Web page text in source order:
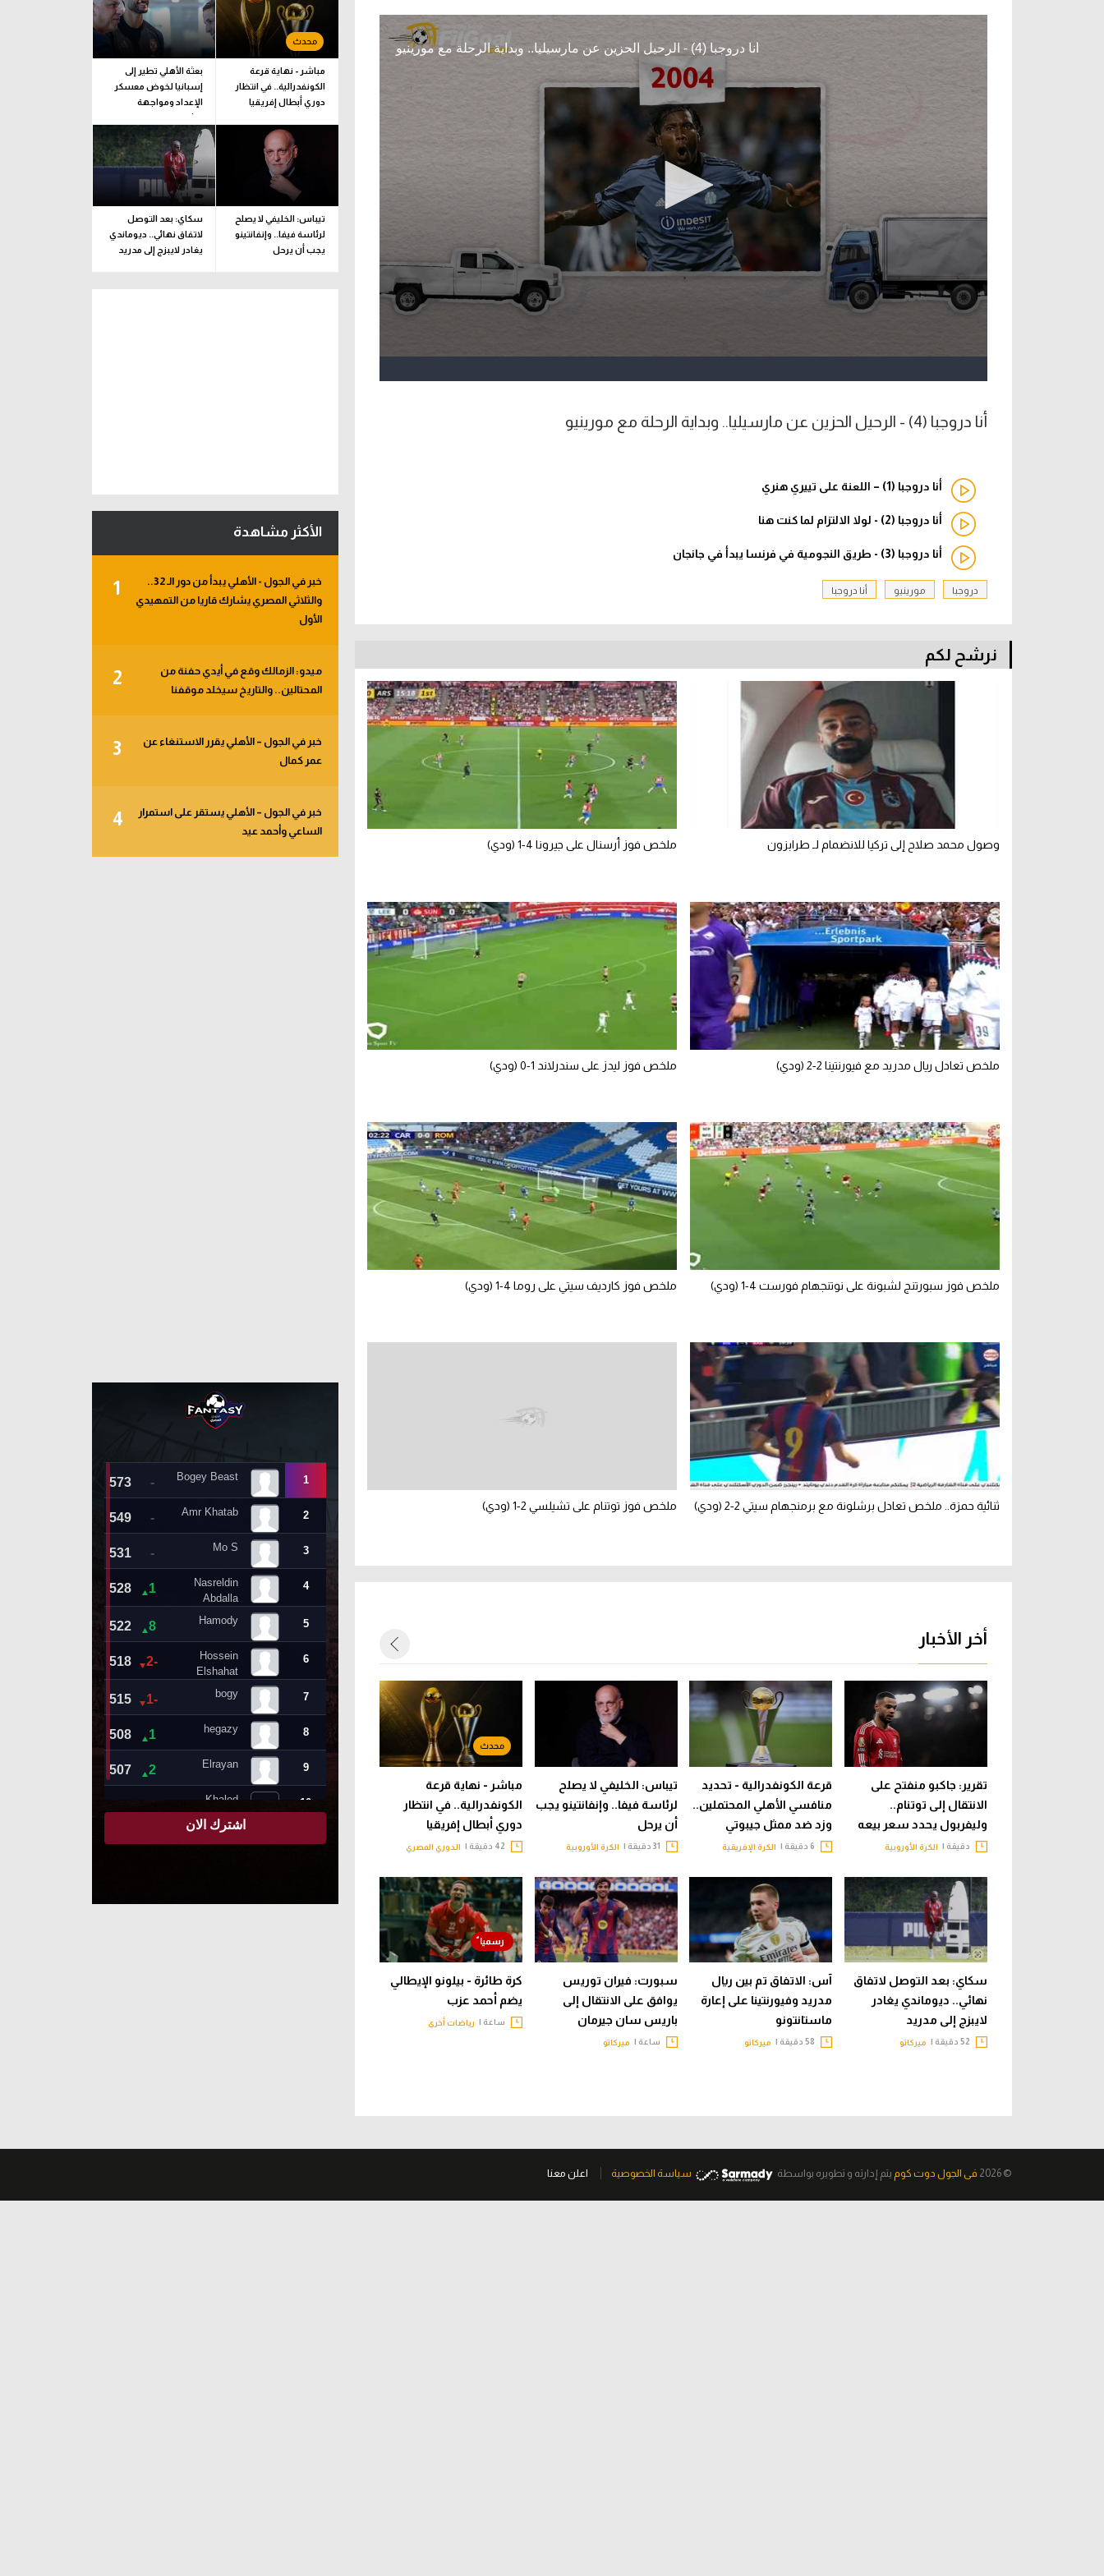
دوري أبطال إفريقيا
كل البطولات
القسم الثاني
رياضات أخرى
أمريكا
أنا دروجبا (4) - الرحيل الحزين عن مارسيليا.. وبداية الرحلة مع مورينيو
أنا دروجبا (1) – اللعنة على تييري هنري
أنا دروجبا (2) - لولا الالتزام لما كنت هنا
أنا دروجبا (3) - طريق النجومية في فرنسا يبدأ في جانجان
دروجبا مورينيو أنا دروجبا
نرشح لكم
وصول محمد صلاح إلى تركيا للانضمام لـ طرابزون ملخص فوز أرسنال على جيرونا 4-1 (ودي)
ملخص تعادل ريال مدريد مع فيورنتينا 2-2 (ودي) ملخص فوز ليدز على سندرلاند 1-0 (ودي)
ملخص فوز سبورتنج لشبونة على نوتنجهام فورست 4-1 (ودي) ملخص فوز كارديف سيتي على روما 4-1 (ودي)
ثنائية حمزة.. ملخص تعادل برشلونة مع برمنجهام سيتي 2-2 (ودي) ملخص فوز توتنام على تشيلسي 2-1 (ودي)
أخر الأخبار
تقرير: جاكبو منفتح على
الانتقال إلى توتنام..
وليفربول يحدد سعر بيعه
دقيقة | الكرة الأوروبية
قرعة الكونفدرالية - تحديد
منافسي الأهلي المحتملين..
وزد ضد ممثل جيبوتي
الكرة الإفريقية
تيباس: الخليفي لا يصلح
لرئاسة فيفا.. وإنفانتينو يجب
أن يرحل
الكرة الأوروبية
مباشر - نهاية قرعة
الكونفدرالية.. في انتظار
دوري أبطال إفريقيا
الدوري المصري
سكاي: بعد التوصل لاتفاق
نهائي.. ديوماندي يغادر
لايبزج إلى مدريد
ميركاتو
آس: الاتفاق تم بين ريال
مدريد وفيورنتينا على إعارة
ماستانتونو
ميركاتو
سبورت: فيران توريس
يوافق على الانتقال إلى
باريس سان جيرمان
ساعة | ميركاتو
كرة طائرة - بيلونو الإيطالي
يضم أحمد عزب
ساعة | رياضات أخرى
مباشر - نهاية قرعة
الكونفدرالية.. في انتظار
دوري أبطال إفريقيا
بعثة الأهلي تطير إلى
إسبانيا لخوض معسكر
الإعداد ومواجهة
برشلونة
تيباس: الخليفي لا يصلح
لرئاسة فيفا.. وإنفانتينو
يجب أن يرحل
سكاي: بعد التوصل
لاتفاق نهائي.. ديوماندي
يغادر لايبزج إلى مدريد
الأكثر مشاهدة
1
خبر في الجول - الأهلي يبدأ من دور الـ 32..
والثلاثي المصري يشارك قاريا من التمهيدي
الأول
2
ميدو: الزمالك وقع في أيدي حفنة من
المحتالين.. والتاريخ سيخلد موقفنا
3
خبر في الجول – الأهلي يقرر الاستنغاء عن
عمر كمال
4
خبر في الجول – الأهلي يستقر على استمرار
الساعي وأحمد عيد
© 2026 فى الجول دوت كوم يتم إدارته و تطويره بواسطة سياسة الخصوصية اعلن معنا